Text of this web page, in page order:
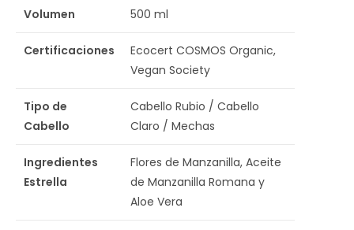
Volumen 500 ml
Certificaciones
Ecocert COSMOS Organic,
Vegan Society
Tipo de
Cabello
Cabello Rubio / Cabello
Claro / Mechas
Ingredientes
Estrella
Flores de Manzanilla, Aceite
de Manzanilla Romana y
Aloe Vera